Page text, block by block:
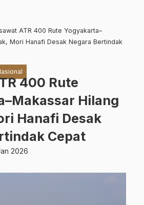
ATR 400 Rute Yogyakarta–
Mori Hanafi Desak Negara Bertindak
400 Rute
Hilang
Hanafi Desak
Cepat
2026